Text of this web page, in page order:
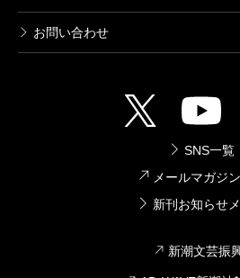
お問い合わせ
SNS一覧
メールマガジ
新刊お知らせ
新潮文芸振